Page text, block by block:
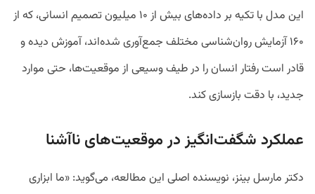
این مدل با تکیه بر داده‌های بیش از ۱۰ میلیون تصمیم انسانی، که از
۱۶۰ آزمایش روان‌شناسی مختلف جمع‌آوری شده‌اند، آموزش دیده و
قادر است رفتار انسان را در طیف وسیعی از موقعیت‌ها، حتی موارد
جدید،‌ با دقت بازسازی کند.
عملکرد شگفت‌انگیز در موقعیت‌های ناآشنا
دکتر مارسل بینز، نویسنده اصلی این مطالعه، می‌گوید: «ما ابزاری